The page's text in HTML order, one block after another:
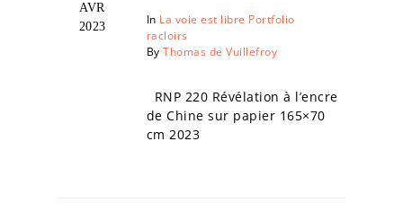
AVR
2023
In La voie est libre Portfolio
racloirs
ByThomas de Vuillefroy
RNP 220 Révélation à l’encre
de Chine sur papier 165×70
cm 2023